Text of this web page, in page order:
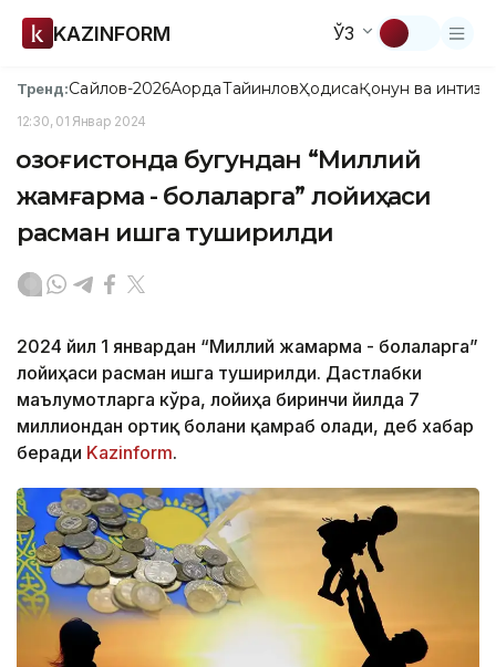
KAZINFORM ЎЗ
Тренд:Сайлов-2026АқордаТайинловҲодисаҚонун ва
12:30, 01 Январ 2024
Қозоғистонда бугундан “Миллий
жамғарма - болаларга” лойиҳаси
расман ишга туширилди
2024 йил 1 январдан “Миллий жамғарма - болаларга”
лойиҳаси расман ишга туширилди. Дастлабки
маълумотларга кўра, лойиҳа биринчи йилда 7
миллиондан ортиқ болани қамраб олади, деб хабар
беради Kazinform.